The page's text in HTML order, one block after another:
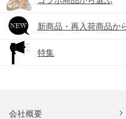
新商品・再入荷商品か
特集
会社概要